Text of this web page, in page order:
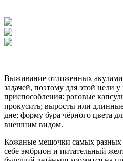
Выживание отложенных акулами
задачей, поэтому для этой цели
приспособления: роговые
прокусить; выросты или
дне; форму бура чёрного цвета
внешним видом.
Кожаные мешочки самых разных
себе эмбрион и питательный